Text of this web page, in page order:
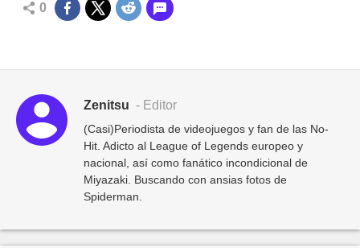
0
Zenitsu - Editor
(Casi)Periodista de videojuegos y fan de las No-
Hit. Adicto al League of Legends europeo y
nacional, así como fanático incondicional de
Miyazaki. Buscando con ansias fotos de
Spiderman.